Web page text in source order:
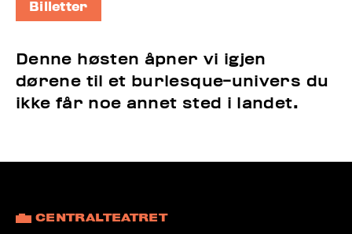
CENTRALTEATRET
Billetter
Denne høsten åpner vi igjen
dørene til et burlesque-univers du
ikke får noe annet sted i landet.